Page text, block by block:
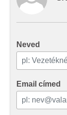
Ön által
Neved
Email címed